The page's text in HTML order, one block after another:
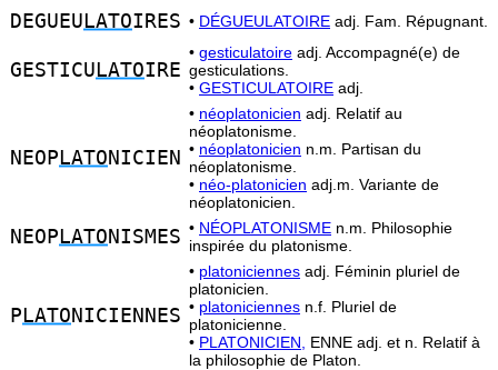
DEGUEU LATOIRES • DÉGUEULATOIRE adj. Fam. Répugnant.
GESTICU LATOIRE
• gesticulatoire adj. Accompagné(e) de
gesticulations.
• GESTICULATOIRE adj.
NEOP LATO NICIEN
• néoplatonicien adj. Relatif au
néoplatonisme.
• néoplatonicien n.m. Partisan du
néoplatonisme.
• néo-platonicien adj.m. Variante de
néoplatonicien.
NEOP LATO NISMES • NÉOPLATONISME n.m. Philosophie
inspirée du platonisme.
P LATO NICIENNES
• platoniciennes adj. Féminin pluriel de
platonicien.
• platoniciennes n.f. Pluriel de
platonicienne.
• PLATONICIEN,
ENNE adj. et n. Relatif à
la philosophie de Platon.